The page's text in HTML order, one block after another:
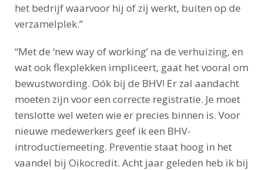
het bedrijf waarvoor hij of zij werkt, buiten op de
verzamelplek.”
“Met de ‘new way of working’ na de verhuizing, en
wat ook flexplekken impliceert, gaat het vooral om
bewustwording. Oók bij de BHV! Er zal aandacht
moeten zijn voor een correcte registratie. Je moet
tenslotte wel weten wie er precies binnen is. Voor
nieuwe medewerkers geef ik een BHV-
introductiemeeting. Preventie staat hoog in het
vaandel bij Oikocredit. Acht jaar geleden heb ik bij